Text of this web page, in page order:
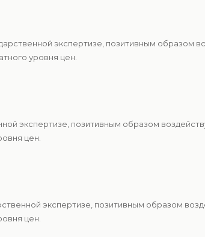
экспертизе, позитивным образом
уровня цен.
экспертизе, позитивным образом
цен.
экспертизе, позитивным образом
цен.